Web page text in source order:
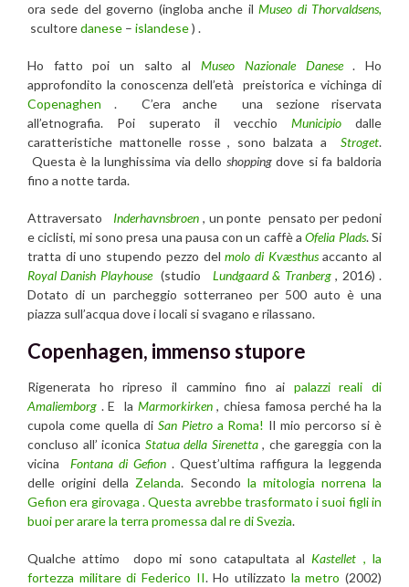
ora sede del governo (ingloba anche ilMuseo di Thorvaldsens,
scultoredanese – islandese) .
Ho fatto poi un salto alMuseo Nazionale Danese. Ho
approfondito la conoscenza dell’età preistorica e vichinga di
Copenaghen . C’era anche una sezione riservata
all’etnografia. Poi superato il vecchio Municipio dalle
caratteristiche mattonelle rosse , sono balzata a Stroget.
Questa è la lunghissima via dello shoppingdove si fa baldoria
fino a notte tarda.
Attraversato Inderhavnsbroen, un ponte pensato per pedoni
e ciclisti, mi sono presa una pausa con un caffè aOfelia Plads. Si
tratta di uno stupendo pezzo delmolo di Kvæsthusaccanto al
Royal Danish Playhouse(studio Lundgaard & Tranberg, 2016) .
Dotato di un parcheggio sotterraneo per 500 auto è una
piazza sull’acqua dove i locali si svagano e rilassano.
Copenhagen, immenso stupore
Rigenerata ho ripreso il cammino fino ai palazzi reali di
Amaliemborg . E la Marmorkirken, chiesa famosa perché ha la
cupola come quella di San Pietroa Roma! Il mio percorso si è
concluso all’ iconica Statua della Sirenetta, che gareggia con la
vicina Fontana di Gefion . Quest’ultima raffigura la leggenda
delle origini della Zelanda. Secondo la mitologia norrena la
Gefion era girovaga . Questa avrebbe trasformato i suoi figli in
buoi per arare la terra promessa dal re di Svezia.
Qualche attimo dopo mi sono catapultata al Kastellet , la
fortezza militare di Federico II. Ho utilizzato la metro (2002)